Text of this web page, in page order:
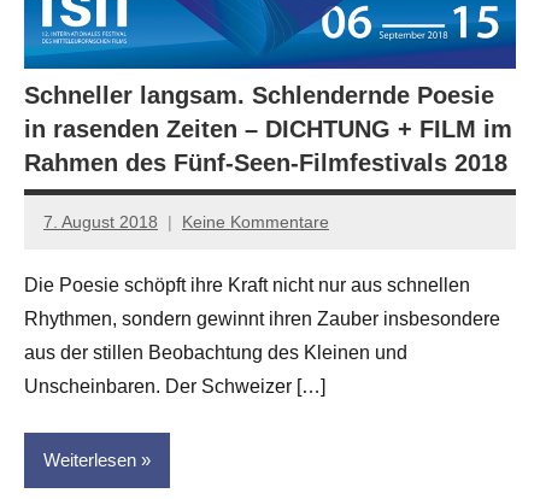
Schneller langsam. Schlendernde Poesie
in rasenden Zeiten – DICHTUNG + FILM im
Rahmen des Fünf-Seen-Filmfestivals 2018
7. August 2018
Anton
Leitner
Keine Kommentare
Die Poesie schöpft ihre Kraft nicht nur aus schnellen
Rhythmen, sondern gewinnt ihren Zauber insbesondere
aus der stillen Beobachtung des Kleinen und
Unscheinbaren. Der Schweizer […]
Weiterlesen